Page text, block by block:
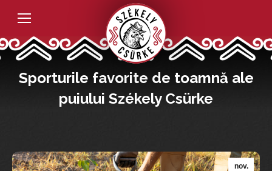
Sporturile favorite de toamnă ale
puiului Székely Csürke
nov.